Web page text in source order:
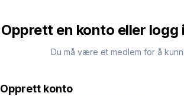
Opprett en konto eller logg
Du må være et medlem for å
Opprett konto